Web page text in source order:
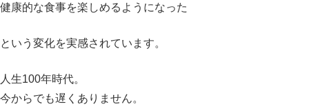
健康的な食事を楽しめるようになった
という変化を実感されています。
人生100年時代。
今からでも遅くありません。